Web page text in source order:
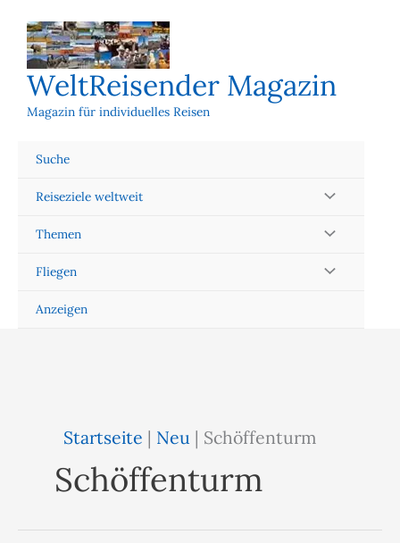
Inhalt
springen
WeltReisender Magazin
Magazin für individuelles Reisen
Suche
Reiseziele weltweit
Themen
Fliegen
Anzeigen
Startseite | Neu | Schöffenturm
Schöffenturm